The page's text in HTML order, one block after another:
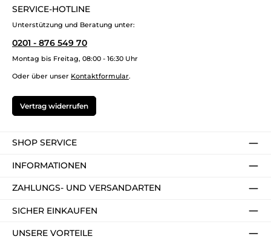
SERVICE-HOTLINE
Unterstützung und Beratung unter:
0201 - 876 549 70
Montag bis Freitag, 08:00 - 16:30 Uhr
Oder über unser Kontaktformular.
Vertrag widerrufen
SHOP SERVICE
INFORMATIONEN
ZAHLUNGS- UND VERSANDARTEN
SICHER EINKAUFEN
UNSERE VORTEILE